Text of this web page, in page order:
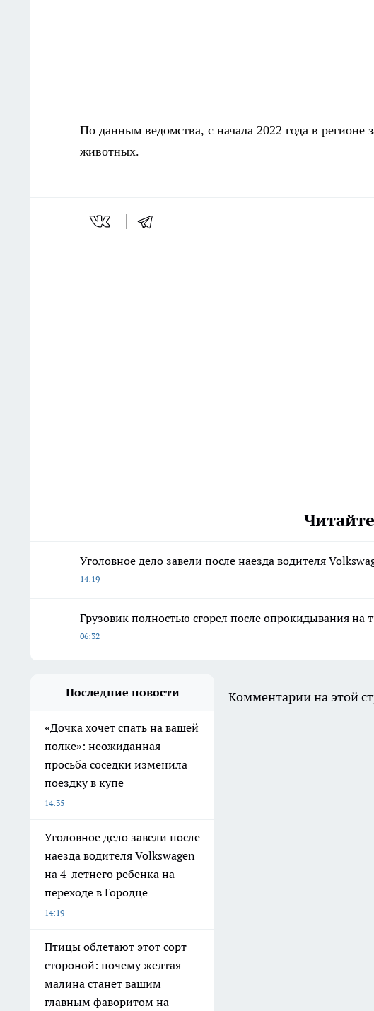
По данным ведомства, с начала 2022 года в
животных.
Уголовное дело завели после наезда водителя
14:19
Грузовик полностью сгорел после опрокидывания на
06:32
Последние новости
«Дочка хочет спать на вашей
полке»: неожиданная
просьба соседки изменила
поездку в купе
14:35
Уголовное дело завели после
наезда водителя Volkswagen
на 4-летнего ребенка на
переходе в Городце
14:19
Птицы облетают этот сорт
стороной: почему желтая
малина станет вашим
главным фаворитом на
Комментарии на этой